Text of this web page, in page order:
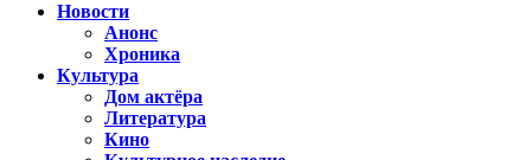
Новости
Анонс
Хроника
Культура
Дом актёра
Литература
Кино